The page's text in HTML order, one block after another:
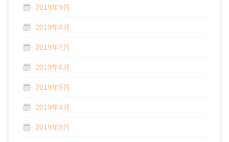
2019年9月
2019年8月
2019年7月
2019年6月
2019年5月
2019年4月
2019年3月